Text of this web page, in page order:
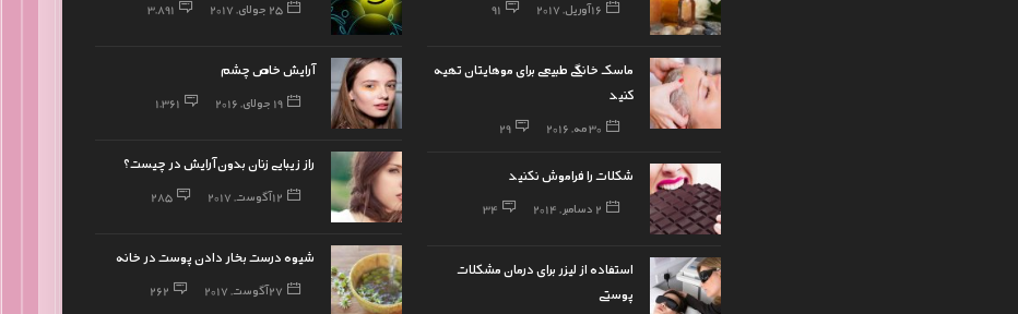
25 جولای, 2017 3,891
آرایش خاص چشم
19 جولای, 2016 1,361
راز زیبایی زنان بدون آرایش در چیست؟
12 آگوست, 2017 285
شیوه درست بخار دادن پوست در خانه
27 آگوست, 2017 262
16 آوریل, 2017 91
ماسک خانگی طبیعی برای موهایتان تهیه
کنید
30 مه, 2016 29
شکلات را فراموش نکنید
2 دسامبر, 2014 34
استفاده از لیزر برای درمان مشکلات
پوستی